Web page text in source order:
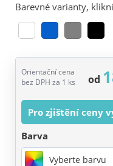
Barevné varianty,
Orientační cena
bez DPH za 1 ks
od
Pro zjištění ceny
Barva
Vyberte barvu